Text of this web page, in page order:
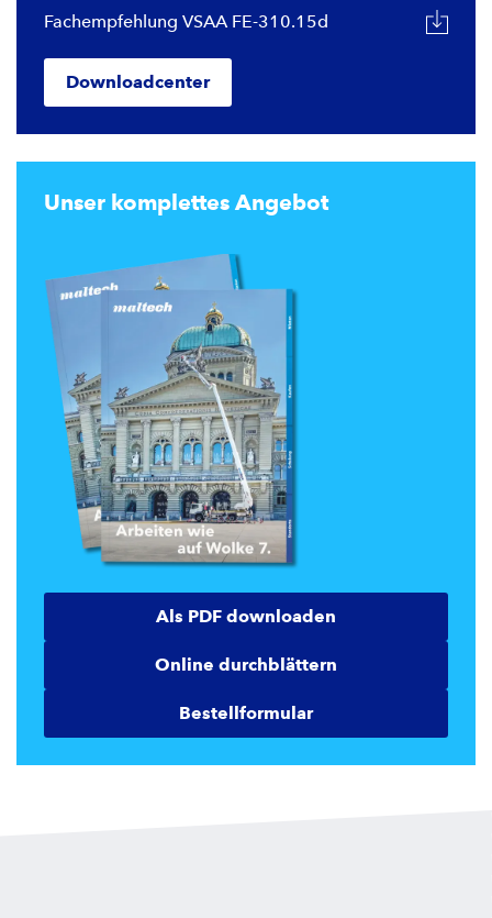
Fachempfehlung VSAA FE-310.15d
Downloadcenter
Unser komplettes Angebot
Als PDF downloaden
Online durchblättern
Bestellformular